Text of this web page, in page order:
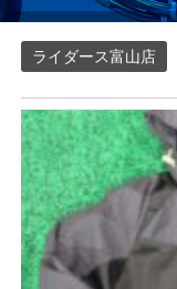
ライダース富山店